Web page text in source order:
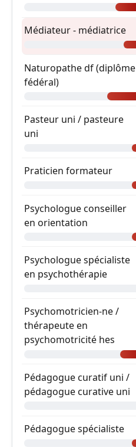
Médiateur - médiatrice
Naturopathe df (diplôme
fédéral)
Pasteur uni / pasteure
uni
Praticien formateur
Psychologue conseiller
en orientation
Psychologue spécialiste
en psychothérapie
Psychomotricien-ne /
thérapeute en
psychomotricité hes
Pédagogue curatif uni /
pédagogue curative uni
Pédagogue spécialiste